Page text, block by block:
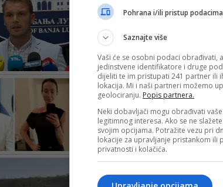
GRADONAČELNIK BANJALUKE
STRANAČKOM KOLEGI
'On je iskren prijatelj i dobar čovjek, kojeg
nemarnosti izložio linču, iako privatni život
obezvrijedi nečiju želju da mijenja truo
napisao je Stanivuković
NE SMIRUJU SE REAKCIJE
Gorica Dodik i Anja Petrović se
'Pitajte Anju Petrović odakle u javnosti
snimak sa Begićem i Stanivukovićem.
Gorica Dodik na Twitteru
VIDEO/ POPEO SE NA VIJADUKT NA
Skinuo Dodika, Vučića i
Pohrana i/ili pristup
Saznajte više
Vaši će se osobni podaci obrađivati,
jedinstvene identifikatore i druge
dijeliti te im pristupati 241 partner ili
lokacija. Mi i naši partneri možemo
geolociranju. Popis partnera.
Neki dobavljači mogu obrađivati
legitimnog interesa. Ako se ne
svojim opcijama. Potražite vezu pri
lokacije za upravljanje pristankom ili
privatnosti i kolačića.